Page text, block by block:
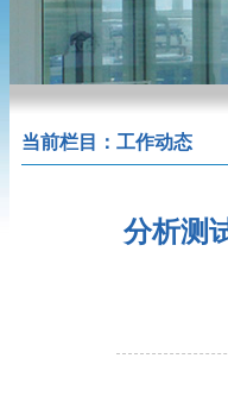
当前栏目：工作动态
分析测